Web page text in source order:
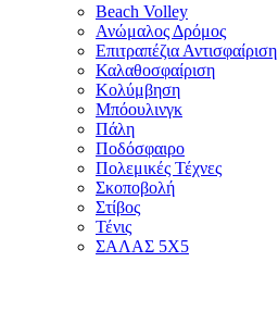
Beach Volley
Ανώμαλος Δρόμος
Επιτραπέζια Αντισφαίριση
Καλαθοσφαίριση
Κολύμβηση
Μπόουλινγκ
Πάλη
Ποδόσφαιρο
Πολεμικές Τέχνες
Σκοποβολή
Στίβος
Τένις
ΣΑΛΑΣ 5Χ5